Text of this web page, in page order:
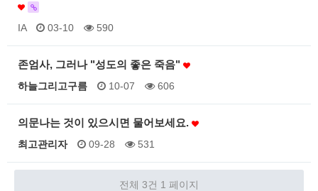
IA 03-10 590
존엄사, 그러나 "성도의 좋은 죽음"
하늘그리고구름 10-07 606
의문나는 것이 있으시면 물어보세요.
최고관리자 09-28 531
전체 3건 1 페이지